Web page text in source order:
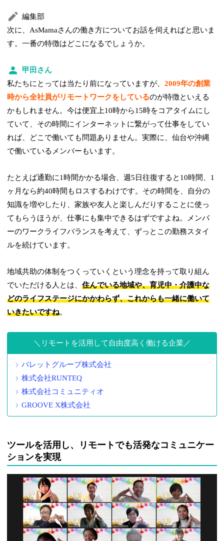
編集部
次に、AsMamaさんの働き方についてお話を伺えればと思いま
す。一番の特徴はどこになるでしょうか。
甲田さん
私たちにとっては当たり前になっていますが、2009年の創業
時から全社員がリモートワークをしているのが特徴といえる
かもしれません。今は便宜上10時から15時をコアタイムにし
ていて、その時間にインターネットに繋がって仕事をしてい
れば、どこで働いても問題ありません。実際に、仙台や沖縄
で働いているメンバーもいます。
たとえば通勤に1時間かかる場合、週5日往復すると10時間、1
ヶ月なら約40時間もロスするわけです。その時間を、自分の
知識を増やしたり、家族や友人と楽しんだりすることに使っ
てもらうほうが、仕事にも集中できるはずですよね。メンバ
ーのワークライフバランスを考えて、ずっとこの勤務スタイ
ルを続けています。
地域共助の体制をつくっていくという理念を持って取り組ん
でいただける人とは、住んでいる地域や、育児中・介護中な
どのライフステージにかかわらず、これからも一緒に働いて
いきたいですね。
リモートを活用して自由度高く働ける企業
バレットグループ株式会社
株式会社RUNTEQ
株式会社コミュニティオ
GROOVE X株式会社
ツールを活用し、リモートでも活発なコミュニケー
ションを実現